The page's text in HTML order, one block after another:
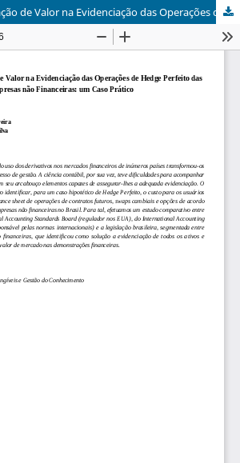
A Falta de Informação de Valor na Evidenciação das Operações de Hedge Perfeito das Empresas não Financeiras: um Caso Prático